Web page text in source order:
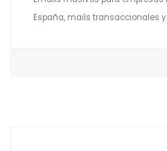
España, mails transaccionales